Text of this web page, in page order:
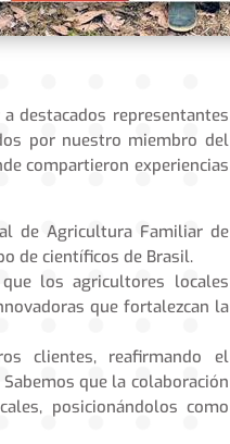
destacados representantes
por nuestro miembro del
compartieron experiencias
de Agricultura Familiar de
de científicos de Brasil.
los agricultores locales
que fortalezcan la
clientes, reafirmando el
que la colaboración
posicionándolos como